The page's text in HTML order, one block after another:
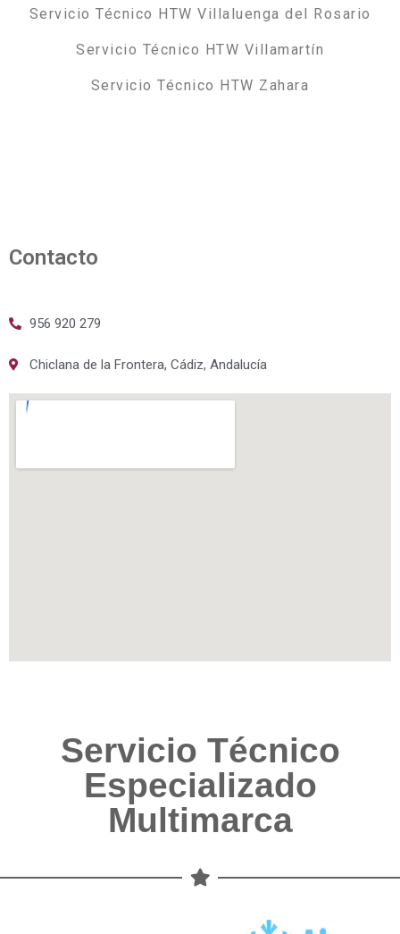
Servicio Técnico HTW Villaluenga del Rosario
Servicio Técnico HTW Villamartín
Servicio Técnico HTW Zahara
Contacto
956 920 279
Chiclana de la Frontera, Cádiz, Andalucía
Servicio Técnico
Especializado
Multimarca